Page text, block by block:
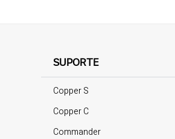
SUPORTE
Copper S
Copper C
Commander